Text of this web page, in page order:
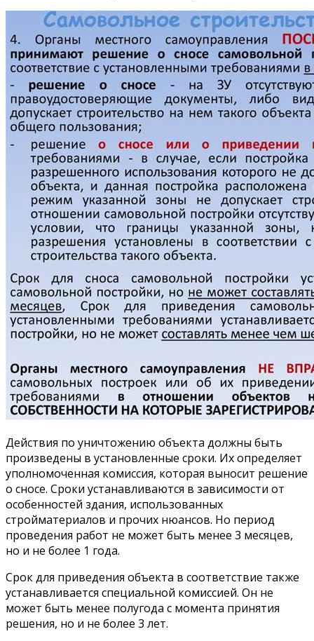
Действия по уничтожению объекта должны быть
произведены в установленные сроки. Их определяет
уполномоченная комиссия, которая выносит решение
о сносе. Сроки устанавливаются в зависимости от
особенностей здания, использованных
стройматериалов и прочих нюансов. Но период
проведения работ не может быть менее 3 месяцев,
но и не более 1 года.
Срок для приведения объекта в соответствие также
устанавливается специальной комиссией. Он не
может быть менее полугода с момента принятия
решения, но и не более 3 лет.